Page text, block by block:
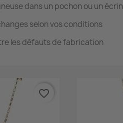
dans un pochon ou un écrin
selon vos conditions
les défauts de fabrication
favorite_border